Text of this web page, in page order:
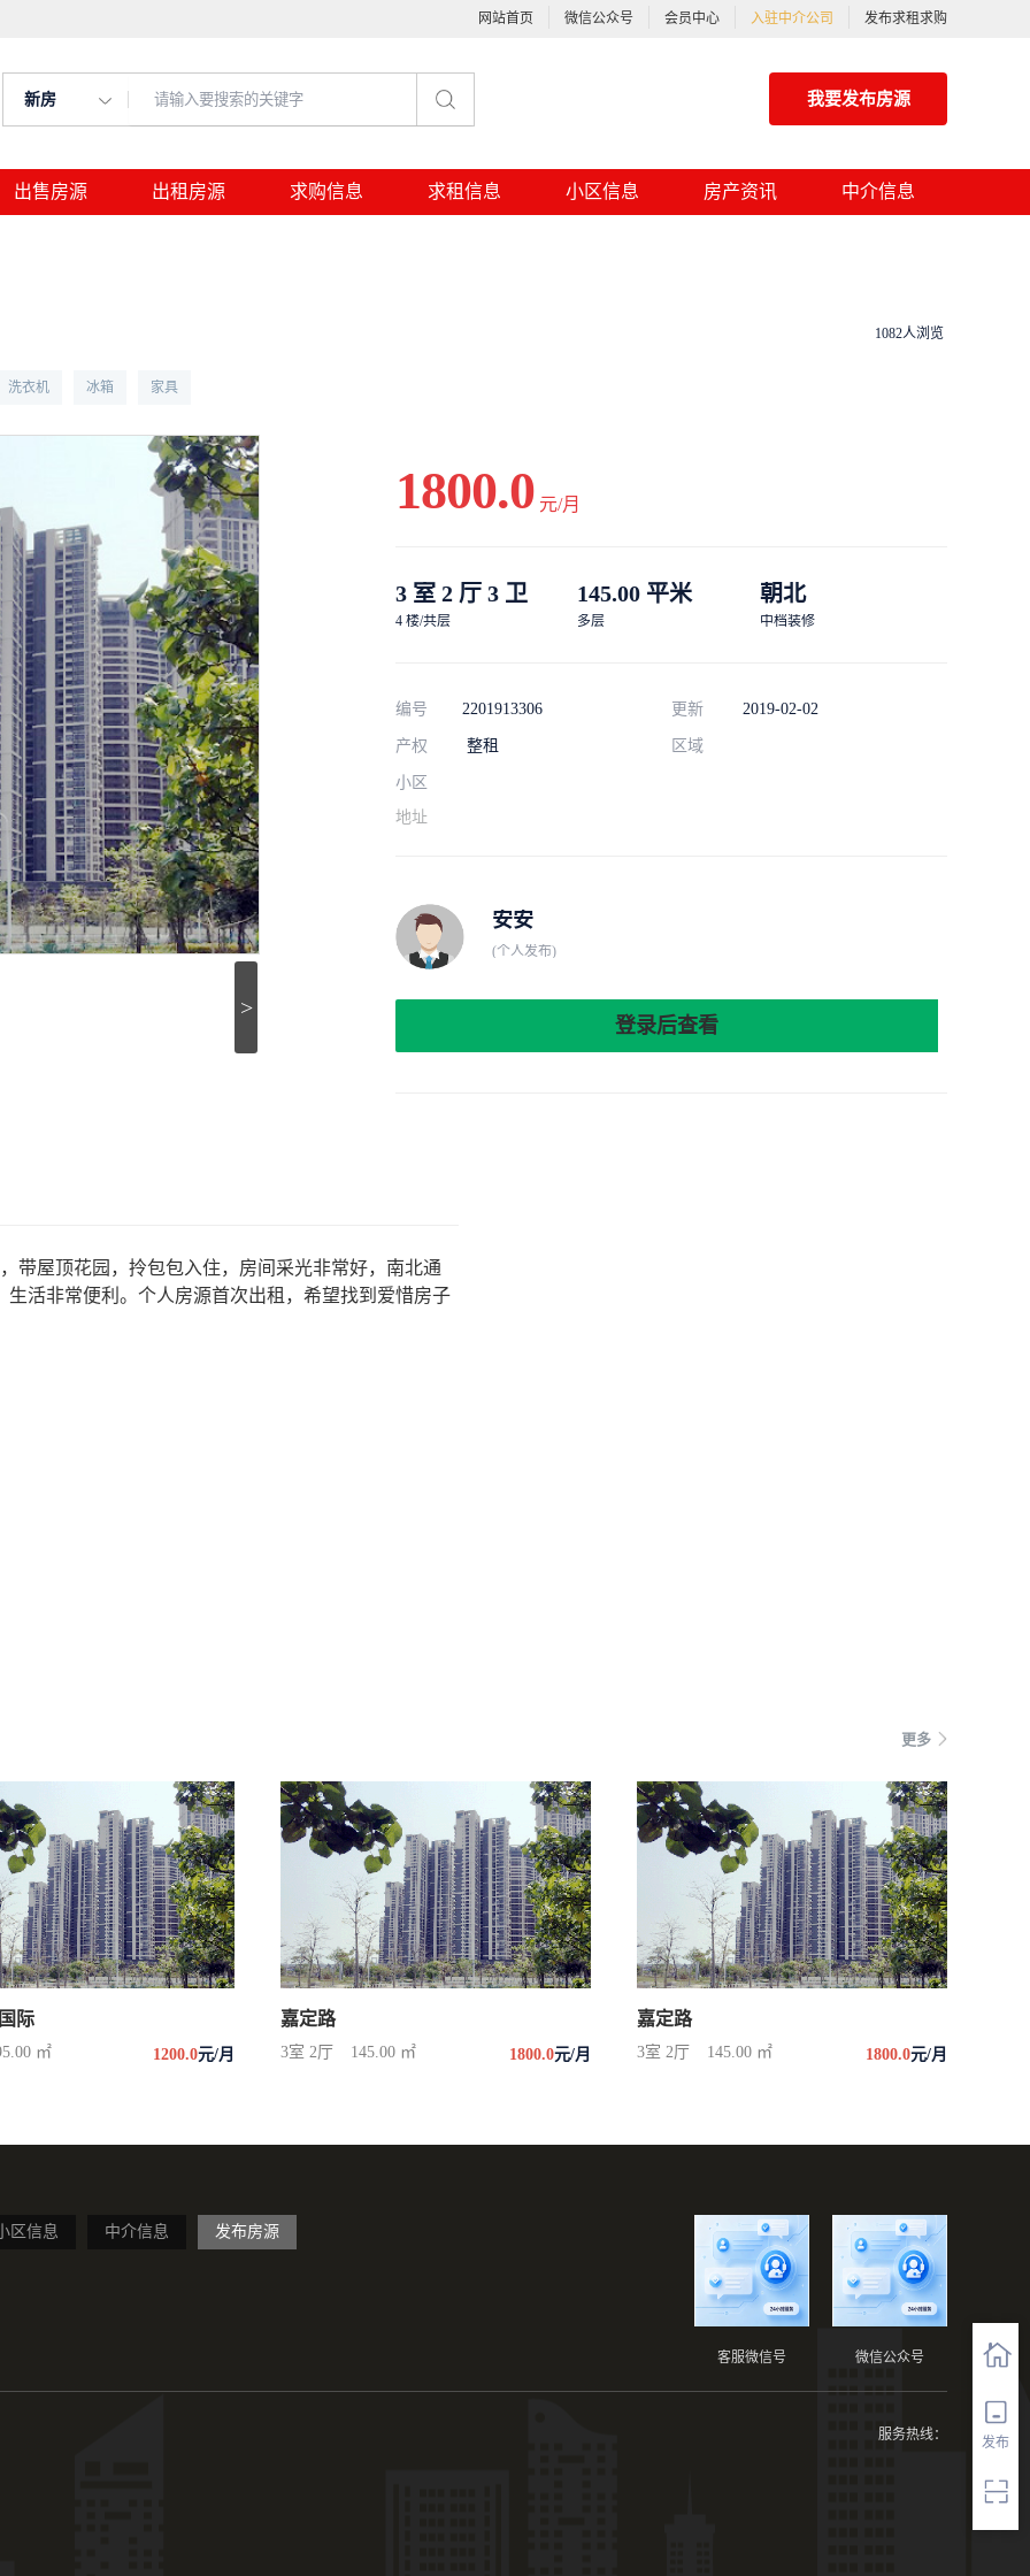
网站首页 微信公众号 会员中心 入驻中介公司 发布求租求购
新房 我要发布房源
出售房源 出租房源 求购信息 求租信息 小区信息 房产资讯 中介信息
发布
洗衣机 冰箱 家具
1082人浏览
>
1800.0 元/月
3 室 2 厅 3 卫
4 楼/共层
145.00 平米
多层
朝北
中档装修
编号 2201913306 更新 2019-02-02
产权 整租 区域
小区
地址
安安
(个人发布)
登录后查看
带屋顶花园，拎包包入住，房间采光非常好，南北通
活非常便利。个人房源首次出租，希望找到爱惜房子
更多
际
㎡ 1200.0元/月
嘉定路
3室 2厅 145.00 ㎡ 1800.0元/月
嘉定路
3室 2厅 145.00 ㎡ 1800.0元/月
区信息 中介信息 发布房源
微信公众号
客服微信号
服务热线：